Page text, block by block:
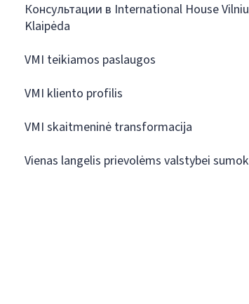
Консультации в International House
Klaipėda
VMI teikiamos paslaugos
VMI kliento profilis
VMI skaitmeninė transformacija
Vienas langelis prievolėms valstybei